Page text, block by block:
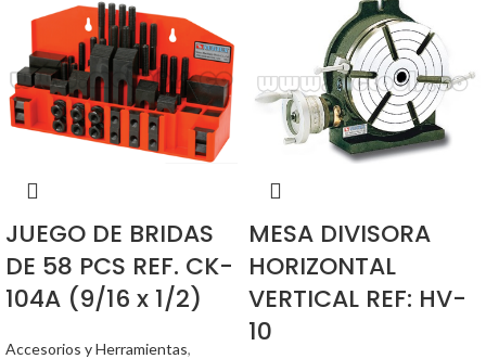
JUEGO DE BRIDAS
DE 58 PCS REF. CK-
104A (9/16 x 1/2)
Accesorios y Herramientas,
MESA DIVISORA
HORIZONTAL
VERTICAL REF: HV-
10